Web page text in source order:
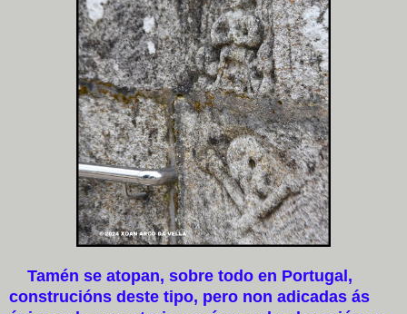
Tamén se atopan, sobre todo en Portugal,
construcións deste tipo, pero non adicadas ás